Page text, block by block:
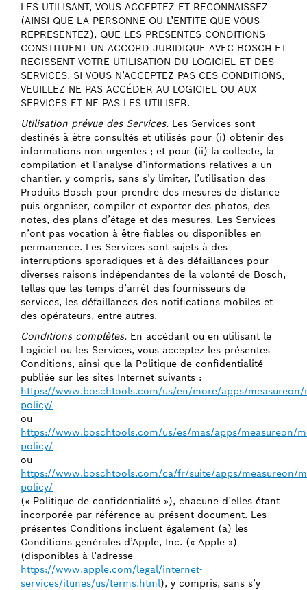
LES UTILISANT, VOUS ACCEPTEZ ET RECONNAISSEZ
(AINSI QUE LA PERSONNE OU L’ENTITE QUE VOUS
REPRESENTEZ), QUE LES PRESENTES CONDITIONS
CONSTITUENT UN ACCORD JURIDIQUE AVEC BOSCH ET
REGISSENT VOTRE UTILISATION DU LOGICIEL ET DES
SERVICES. SI VOUS N’ACCEPTEZ PAS CES CONDITIONS,
VEUILLEZ NE PAS ACCÉDER AU LOGICIEL OU AUX
SERVICES ET NE PAS LES UTILISER.
Utilisation prévue des Services. Les Services sont
destinés à être consultés et utilisés pour (i) obtenir des
informations non urgentes ; et pour (ii) la collecte, la
compilation et l’analyse d’informations relatives à un
chantier, y compris, sans s’y limiter, l’utilisation des
Produits Bosch pour prendre des mesures de distance
puis organiser, compiler et exporter des photos, des
notes, des plans d’étage et des mesures. Les Services
n’ont pas vocation à être fiables ou disponibles en
permanence. Les Services sont sujets à des
interruptions sporadiques et à des défaillances pour
diverses raisons indépendantes de la volonté de Bosch,
telles que les temps d’arrêt des fournisseurs de
services, les défaillances des notifications mobiles et
des opérateurs, entre autres.
Conditions complètes. En accédant ou en utilisant le
Logiciel ou les Services, vous acceptez les présentes
Conditions, ainsi que la Politique de confidentialité
publiée sur les sites Internet suivants :
https://www.boschtools.com/us/en/more/apps/measureon/
policy/
ou
https://www.boschtools.com/us/es/mas/apps/measureon/
policy/
ou
https://www.boschtools.com/ca/fr/suite/apps/measureon/
policy/
(« Politique de confidentialité »), chacune d’elles étant
incorporée par référence au présent document. Les
présentes Conditions incluent également (a) les
Conditions générales d’Apple, Inc. (« Apple »)
(disponibles à l’adresse
https://www.apple.com/legal/internet-
services/itunes/us/terms.html), y compris, sans s’y